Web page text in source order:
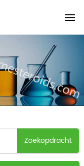
Zoekopdracht